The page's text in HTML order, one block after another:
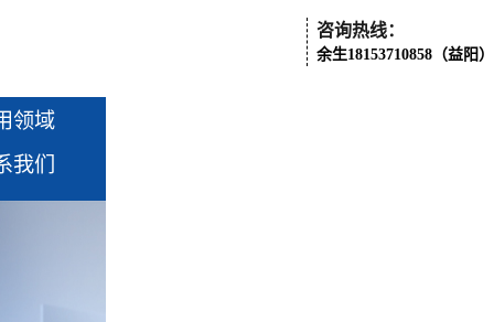
咨询热线：
余生18153710858（益阳）
领域
我们